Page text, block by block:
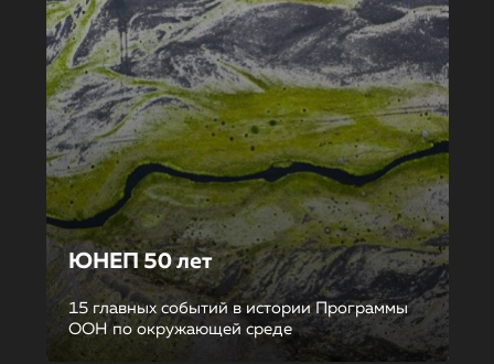
ЮНЕП 50 лет
15 главных событий в истории Программы
ООН по окружающей среде